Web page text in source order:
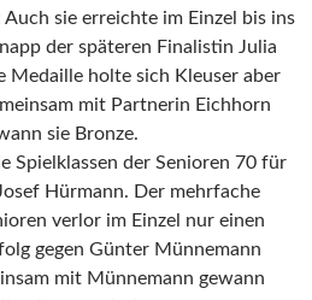
sie erreichte im Einzel bis ins
der späteren Finalistin Julia
Medaille holte sich Kleuser aber
mit Partnerin Eichhorn
sie Bronze.
Spielklassen der Senioren 70 für
Hürmann. Der mehrfache
verlor im Einzel nur einen
gegen Günter Münnemann
mit Münnemann gewann